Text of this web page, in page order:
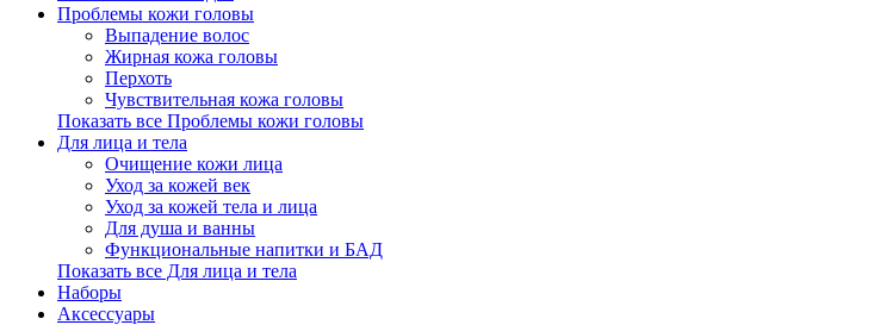
Проблемы кожи головы
Выпадение волос
Жирная кожа головы
Перхоть
Чувствительная кожа головы
Показать все Проблемы кожи головы
Для лица и тела
Очищение кожи лица
Уход за кожей век
Уход за кожей тела и лица
Для душа и ванны
Функциональные напитки и БАД
Показать все Для лица и тела
Наборы
Аксессуары